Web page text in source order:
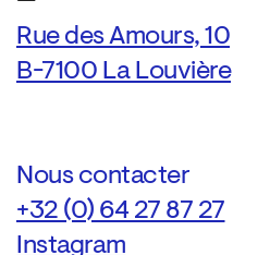
Rue des Amours, 10
B-7100 La Louvière
Nous contacter
+32 (0) 64 27 87 27
Instagram